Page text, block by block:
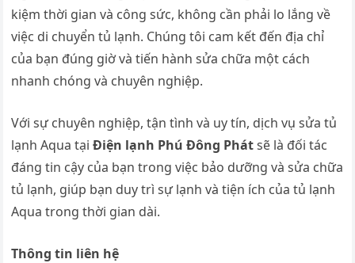
kiệm thời gian và công sức, không cần phải lo lắng về
việc di chuyển tủ lạnh. Chúng tôi cam kết đến địa chỉ
của bạn đúng giờ và tiến hành sửa chữa một cách
nhanh chóng và chuyên nghiệp.
Với sự chuyên nghiệp, tận tình và uy tín, dịch vụ sửa tủ
lạnh Aqua tại Điện lạnh Phú Đông Phátsẽ là đối tác
đáng tin cậy của bạn trong việc bảo dưỡng và sửa chữa
tủ lạnh, giúp bạn duy trì sự lạnh và tiện ích của tủ lạnh
Aqua trong thời gian dài.
Thông tin liên hệ